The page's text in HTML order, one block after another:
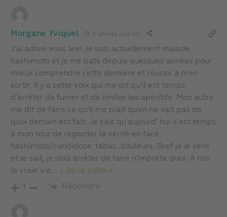
Morgane Yviquel 5 années plus tôt
J’ai adoré vous lire! Je suis actuellement malade
hashimoto et je me bats depuis quelques années pour
mieux comprendre cette dernière et réussir à m’en
sortir. Il y a cette voix qui me dit qu’il est temps
d’arrêter de fumer et de limiter les apéritifs. Mon autre
me dit de faire ce qu’il me plaît qu’on ne sait pas de
quoi demain est fait. Je sais qu’aujourd’ hui il est temps
à mon tour de regarder la vérité en face :
hashimoto/candidose..tabac..douleurs..Bref je le sens
et le sait, je dois arrêter de faire n’importe quoi. A moi
la vraie vie, … Lire la suite »
1 Répondre